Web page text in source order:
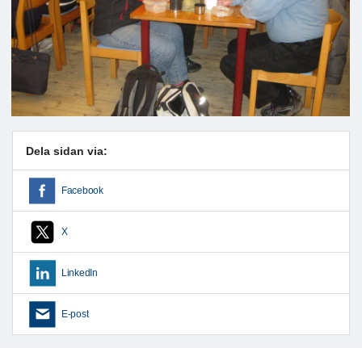
Dela sidan via:
Facebook
X
LinkedIn
E-post